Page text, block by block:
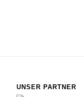
UNSER PARTNER